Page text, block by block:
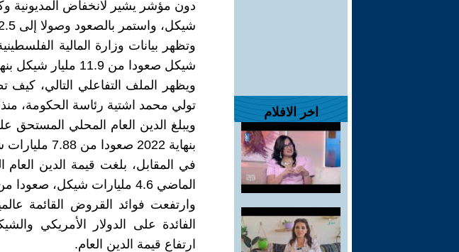
اخر الافلام
شيكل، واستمر بالصعود وصولا إلى 12.5 مليار شيكل في ‏نهاية 2022.‏
شيكل صعودا من 11.9 مليار شيكل بنهاية 2021
ويظهر الملف التفاعلي التالي،
تولي محمد اشتية رئاسة الحكومة، منذ
بنهاية 2022 صعودا من 7.88 مليارات شيكل بنهاية 2021
في المقابل، بلغت قيمة الدين
الماضي 4.6 مليارات شيكل، صعودا من 4.11 مليارات شيكل بنهاية 2021.
وارتفعت فوائد القروض القائمة
الفائدة على الدولار الأمريكي
ارتفاع قيمة الدين العام.